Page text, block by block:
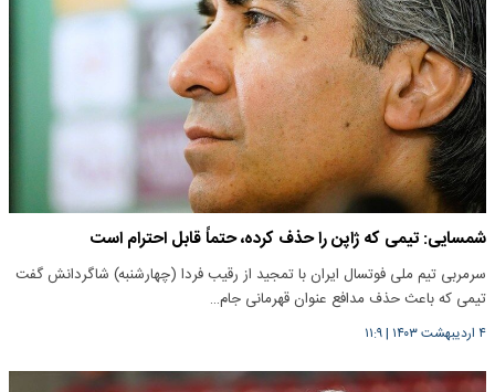
شمسایی: تیمی که ژاپن را حذف کرده، حتماً قابل احترام است
سرمربی تیم ملی فوتسال ایران با تمجید از رقیب فردا (چهارشنبه) شاگردانش گفت
تیمی که باعث حذف مدافع عنوان قهرمانی جام…
۴ اردیبهشت ۱۴۰۳ |۱۱:۹